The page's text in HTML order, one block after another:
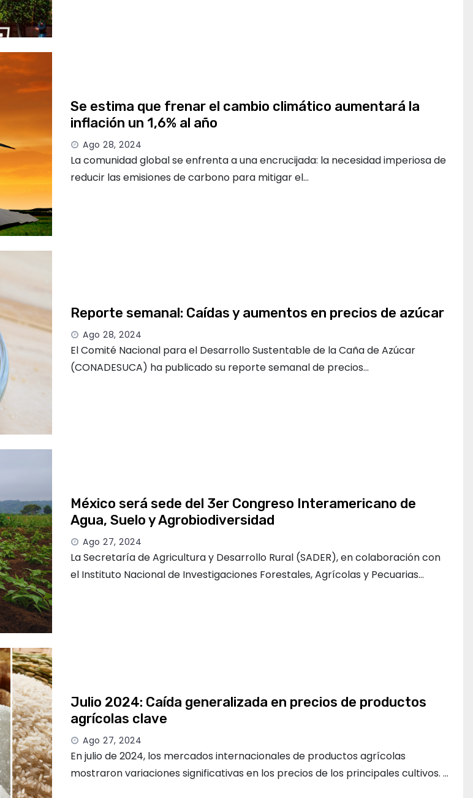
Se estima que frenar el cambio climático aumentará la
inflación un 1,6% al año
Ago 28, 2024
La comunidad global se enfrenta a una encrucijada: la necesidad imperiosa de
reducir las emisiones de carbono para mitigar el…
Reporte semanal: Caídas y aumentos en precios de azúcar
Ago 28, 2024
El Comité Nacional para el Desarrollo Sustentable de la Caña de Azúcar
(CONADESUCA) ha publicado su reporte semanal de precios…
México será sede del 3er Congreso Interamericano de
Agua, Suelo y Agrobiodiversidad
Ago 27, 2024
La Secretaría de Agricultura y Desarrollo Rural (SADER), en colaboración con
el Instituto Nacional de Investigaciones Forestales, Agrícolas y Pecuarias…
Julio 2024: Caída generalizada en precios de productos
agrícolas clave
Ago 27, 2024
En julio de 2024, los mercados internacionales de productos agrícolas
mostraron variaciones significativas en los precios de los principales cultivos. …